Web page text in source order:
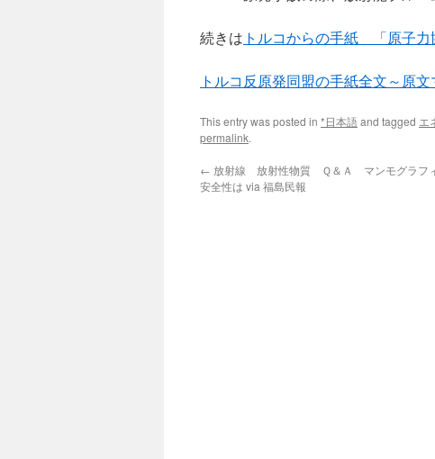
続きは トルコからの手紙 「原子力
トルコ反原発同盟の手紙全文～原文
This entry was posted in *日本語and tagged エ
permalink.
← 放射線 放射性物質 Ｑ＆Ａ マンモグラフ
安全性は via 福島民報